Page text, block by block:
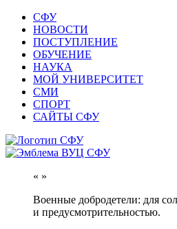
СФУ
НОВОСТИ
ПОСТУПЛЕНИЕ
ОБУЧЕНИЕ
НАУКА
МОЙ УНИВЕРСИТЕТ
СМИ
СПОРТ
САЙТЫ СФУ
« »
Военные добродетели: для
и предусмотрительностью.